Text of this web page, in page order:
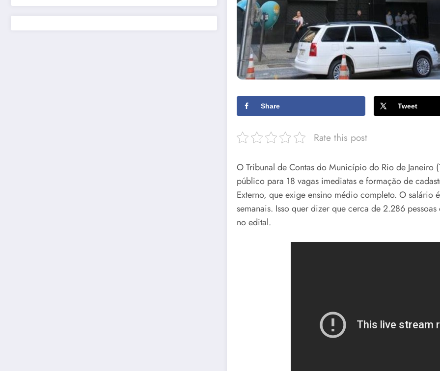
Share Tweet
Rate this post
O Tribunal de Contas do Município do Rio de Janeiro
público para 18 vagas imediatas e formação de
Externo, que exige ensino médio completo. O
semanais. Isso quer dizer que cerca de 2.286
no edital.